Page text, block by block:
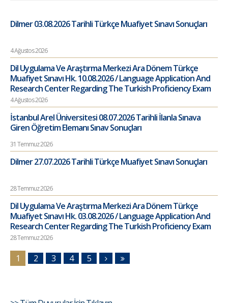
Dilmer 03.08.2026 Tarihli Türkçe Muafiyet Sınavı Sonuçları
4 Ağustos 2026
Dil Uygulama Ve Araştırma Merkezi Ara Dönem Türkçe
Muafiyet Sınavı Hk. 10.08.2026 / Language Application And
Research Center Regarding The Turkish Proficiency Exam
4 Ağustos 2026
İstanbul Arel Üniversitesi 08.07.2026 Tarihli İlanla Sınava
Giren Öğretim Elemanı Sınav Sonuçları
31 Temmuz 2026
Dilmer 27.07.2026 Tarihli Türkçe Muafiyet Sınavı Sonuçları
28 Temmuz 2026
Dil Uygulama Ve Araştırma Merkezi Ara Dönem Türkçe
Muafiyet Sınavı Hk. 03.08.2026 / Language Application And
Research Center Regarding The Turkish Proficiency Exam
28 Temmuz 2026
1 2 3 4 5